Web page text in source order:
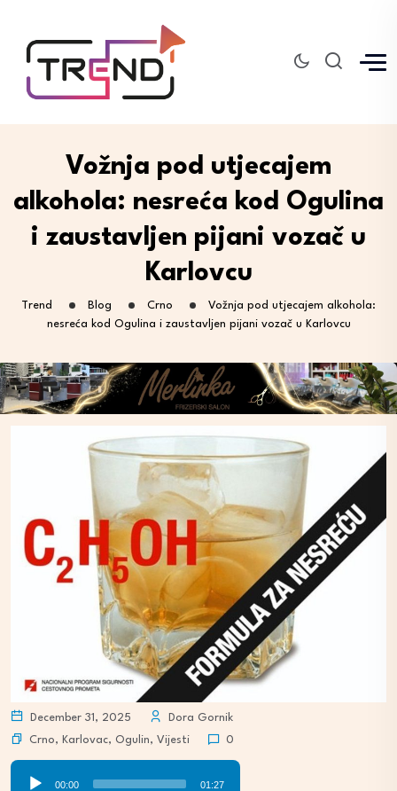
Vožnja pod utjecajem
alkohola: nesreća kod Ogulina
i zaustavljen pijani vozač u
Karlovcu
Trend Blog Crno
Vožnja pod utjecajem alkohola:
nesreća kod Ogulina i zaustavljen pijani vozač u Karlovcu
December 31, 2025
Dora Gornik
Crno, Karlovac, Ogulin, Vijesti 0
00:00 01:27